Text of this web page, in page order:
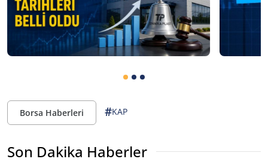
Borsa Haberleri #KAP
Son Dakika Haberler